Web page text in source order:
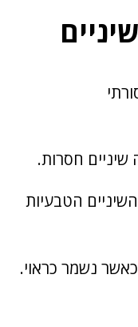
חסרות.
הטבעיות
כאשר נשמר כראוי.